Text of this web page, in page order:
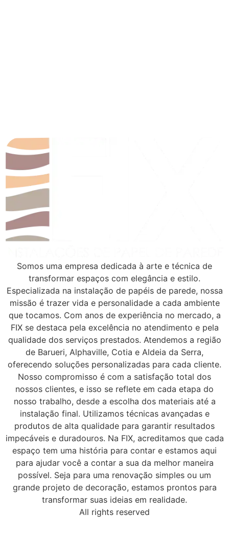
Somos uma empresa dedicada à arte e técnica de
transformar espaços com elegância e estilo.
Especializada na instalação de papéis de parede, nossa
missão é trazer vida e personalidade a cada ambiente
que tocamos. Com anos de experiência no mercado, a
FIX se destaca pela excelência no atendimento e pela
qualidade dos serviços prestados. Atendemos a região
de Barueri, Alphaville, Cotia e Aldeia da Serra,
oferecendo soluções personalizadas para cada cliente.
Nosso compromisso é com a satisfação total dos
nossos clientes, e isso se reflete em cada etapa do
nosso trabalho, desde a escolha dos materiais até a
instalação final. Utilizamos técnicas avançadas e
produtos de alta qualidade para garantir resultados
impecáveis e duradouros. Na FIX, acreditamos que cada
espaço tem uma história para contar e estamos aqui
para ajudar você a contar a sua da melhor maneira
possível. Seja para uma renovação simples ou um
grande projeto de decoração, estamos prontos para
transformar suas ideias em realidade.
All rights reserved